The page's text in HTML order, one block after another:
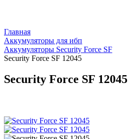
Главная
Аккумуляторы для ибп
Аккумуляторы Security Force SF
Security Force SF 12045
Security Force SF 12045